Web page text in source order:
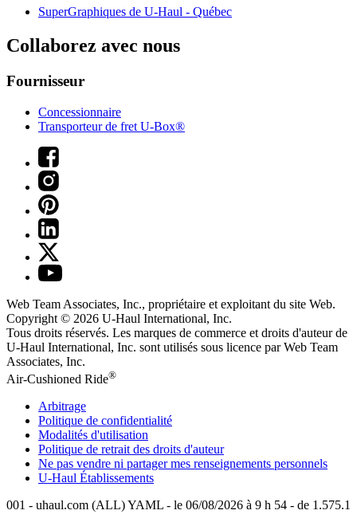
SuperGraphiques de U-Haul - Québec
Collaborez avec nous
Fournisseur
Concessionnaire
Transporteur de fret U-Box®
Web Team Associates, Inc., propriétaire et exploitant du site Web.
Copyright © 2026 U-Haul International, Inc.
Tous droits réservés. Les marques de commerce et droits d'auteur de
U-Haul International, Inc. sont utilisés sous licence par Web Team
Associates, Inc.
Air-Cushioned Ride®
Arbitrage
Politique de confidentialité
Modalités d'utilisation
Politique de retrait des droits d'auteur
Ne pas vendre ni partager mes renseignements personnels
U-Haul Établissements
001 - uhaul.com (ALL) YAML - le 06/08/2026 à 9 h 54 - de 1.575.1